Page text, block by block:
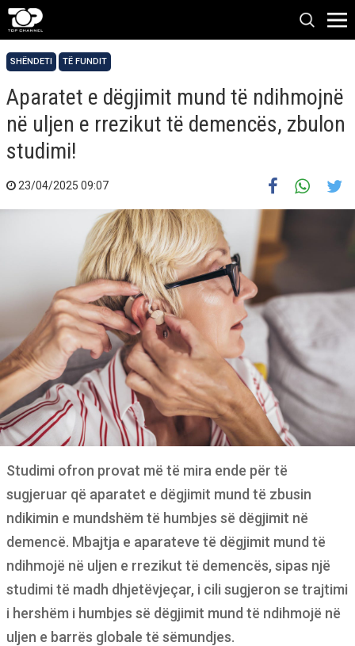
SHËNDETI TË FUNDIT
Aparatet e dëgjimit mund të ndihmojnë
në uljen e rrezikut të demencës, zbulon
studimi!
23/04/2025 09:07
Studimi ofron provat më të mira ende për të
sugjeruar që aparatet e dëgjimit mund të zbusin
ndikimin e mundshëm të humbjes së dëgjimit në
demencë. Mbajtja e aparateve të dëgjimit mund të
ndihmojë në uljen e rrezikut të demencës, sipas një
studimi të madh dhjetëvjeçar, i cili sugjeron se trajtimi
i hershëm i humbjes së dëgjimit mund të ndihmojë në
uljen e barrës globale të sëmundjes.